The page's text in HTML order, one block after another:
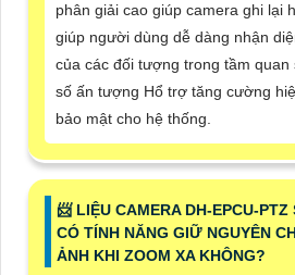
phân giải cao giúp camera ghi lại
giúp người dùng dễ dàng nhận
của các đối tượng trong tầm quan
số ấn tượng Hổ trợ tăng cường
bảo mật cho hệ thống.
📨 LIỆU CAMERA DH-EPCU-PTZ
CÓ TÍNH NĂNG GIỮ NGUYÊN
ẢNH KHI ZOOM XA KHÔNG?